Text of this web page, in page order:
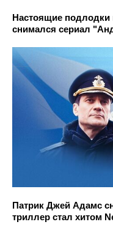
Настоящие
снимался сериал
Патрик Джей Адамс
триллер стал хитом